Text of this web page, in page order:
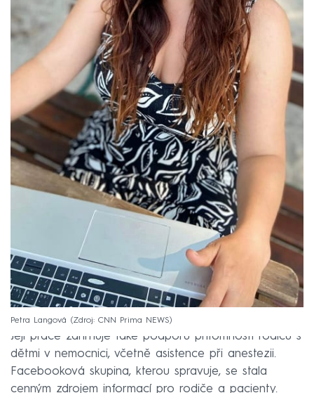
Petra Langová Zdroj: CNN Prima NEWS
Její práce zahrnuje také podporu přítomnosti rodičů s
dětmi v nemocnici, včetně asistence při anestezii.
Facebooková skupina, kterou spravuje, se stala
cenným zdrojem informací pro rodiče a pacienty.